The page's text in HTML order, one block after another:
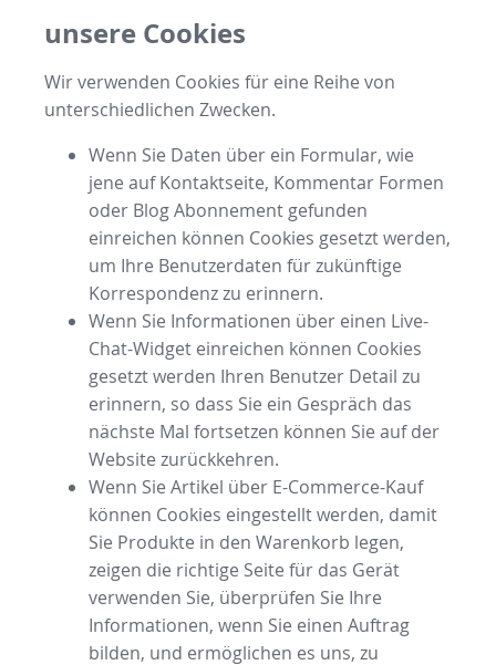
unsere Cookies
Wir verwenden Cookies für eine Reihe von
unterschiedlichen Zwecken.
Wenn Sie Daten über ein Formular, wie
jene auf Kontaktseite, Kommentar Formen
oder Blog Abonnement gefunden
einreichen können Cookies gesetzt werden,
um Ihre Benutzerdaten für zukünftige
Korrespondenz zu erinnern.
Wenn Sie Informationen über einen Live-
Chat-Widget einreichen können Cookies
gesetzt werden Ihren Benutzer Detail zu
erinnern, so dass Sie ein Gespräch das
nächste Mal fortsetzen können Sie auf der
Website zurückkehren.
Wenn Sie Artikel über E-Commerce-Kauf
können Cookies eingestellt werden, damit
Sie Produkte in den Warenkorb legen,
zeigen die richtige Seite für das Gerät
verwenden Sie, überprüfen Sie Ihre
Informationen, wenn Sie einen Auftrag
bilden, und ermöglichen es uns, zu